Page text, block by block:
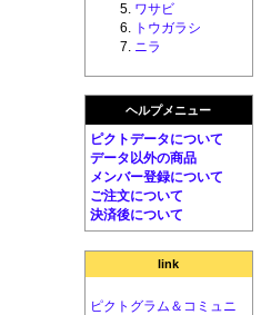
ワサビ
トウガラシ
ニラ
ヘルプメニュー
ピクトデータについて
データ以外の商品
メンバー登録について
ご注文について
決済後について
link
ピクトグラム＆コミュニ